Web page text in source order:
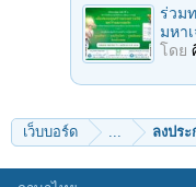
ร่วม
มหา
โดย
เว็บบอร์ด ... ลงปร